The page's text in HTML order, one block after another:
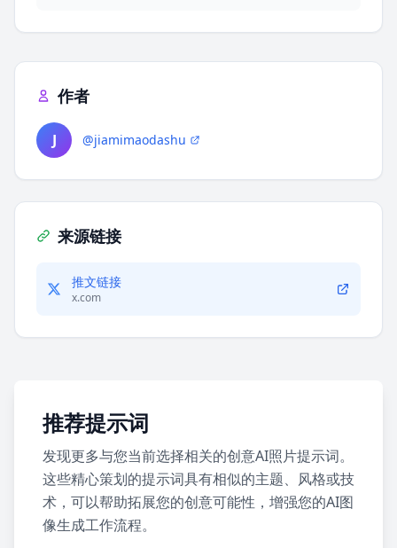
作者
J @jiamimaodashu
来源链接
推文链接
x.com
推荐提示词
发现更多与您当前选择相关的创意AI照片提示词。
这些精心策划的提示词具有相似的主题、风格或技
术，可以帮助拓展您的创意可能性，增强您的AI图
像生成工作流程。